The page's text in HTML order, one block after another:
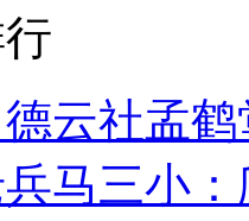
德云社孟
马三小